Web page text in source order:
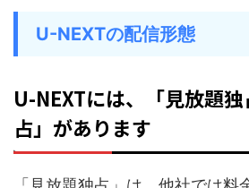
U-NEXTの配信形態
U-NEXTには、「見放題
占」があります